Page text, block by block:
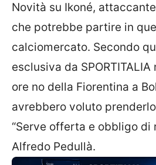
Novità su Ikoné,
che potrebbe partire in
calciomercato. Secondo
esclusiva da SPORTITALIA
ore no della Fiorentina a
avrebbero voluto
“Serve offerta e obbligo di
Alfredo Pedullà.